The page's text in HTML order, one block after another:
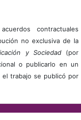
contractuales
no exclusiva de la
y Sociedad(por
o publicarlo en un
trabajo se publicó por